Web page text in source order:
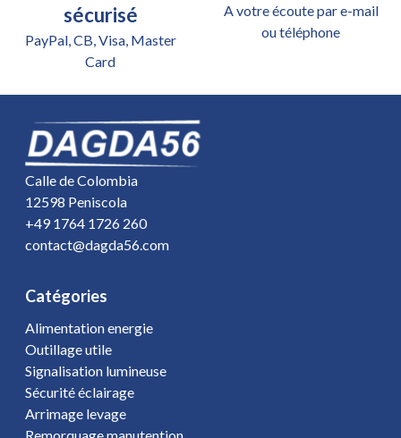
sécurisé
PayPal, CB, Visa, Master
Card
A votre écoute par e-mail
ou téléphone
Calle de Colombia
12598 Peniscola
+49 1764 1726 260
contact@dagda56.com
Catégories
Alimentation energie
Outillage utile
Signalisation lumineuse
Sécurité éclairage
Arrimage levage